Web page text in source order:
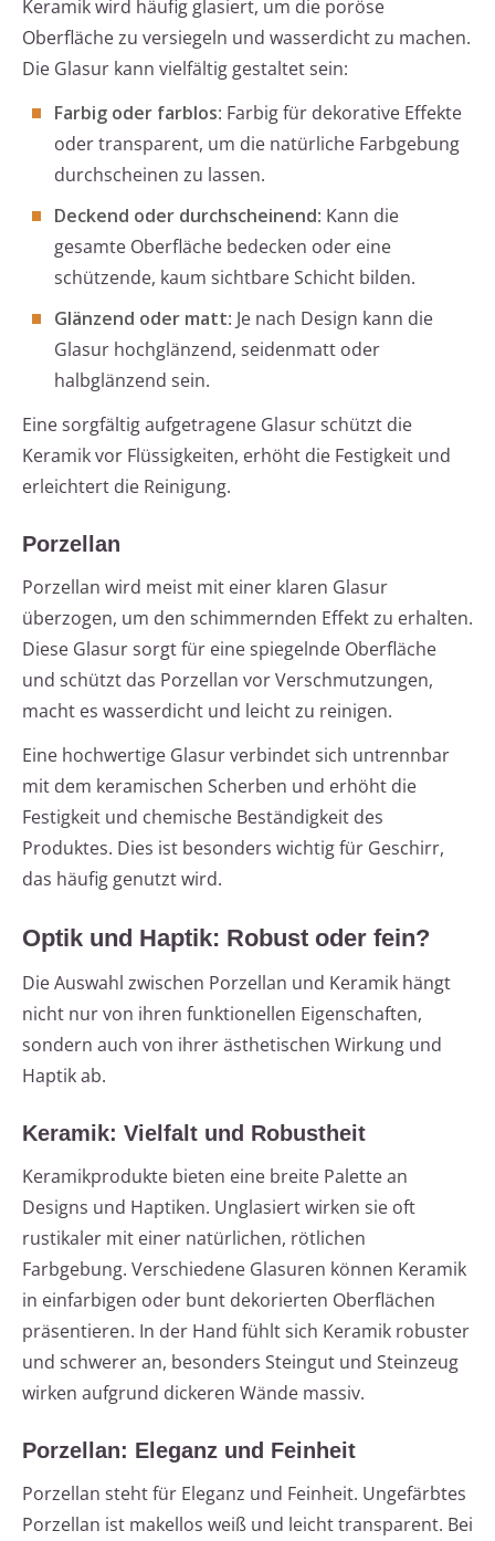
Keramik wird häufig glasiert, um die poröse
Oberfläche zu versiegeln und wasserdicht zu machen.
Die Glasur kann vielfältig gestaltet sein:
Farbig oder farblos: Farbig für dekorative Effekte
oder transparent, um die natürliche Farbgebung
durchscheinen zu lassen.
Deckend oder durchscheinend: Kann die
gesamte Oberfläche bedecken oder eine
schützende, kaum sichtbare Schicht bilden.
Glänzend oder matt: Je nach Design kann die
Glasur hochglänzend, seidenmatt oder
halbglänzend sein.
Eine sorgfältig aufgetragene Glasur schützt die
Keramik vor Flüssigkeiten, erhöht die Festigkeit und
erleichtert die Reinigung.
Porzellan
Porzellan wird meist mit einer klaren Glasur
überzogen, um den schimmernden Effekt zu erhalten.
Diese Glasur sorgt für eine spiegelnde Oberfläche
und schützt das Porzellan vor Verschmutzungen,
macht es wasserdicht und leicht zu reinigen.
Eine hochwertige Glasur verbindet sich untrennbar
mit dem keramischen Scherben und erhöht die
Festigkeit und chemische Beständigkeit des
Produktes. Dies ist besonders wichtig für Geschirr,
das häufig genutzt wird.
Optik und Haptik: Robust oder fein?
Die Auswahl zwischen Porzellan und Keramik hängt
nicht nur von ihren funktionellen Eigenschaften,
sondern auch von ihrer ästhetischen Wirkung und
Haptik ab.
Keramik: Vielfalt und Robustheit
Keramikprodukte bieten eine breite Palette an
Designs und Haptiken. Unglasiert wirken sie oft
rustikaler mit einer natürlichen, rötlichen
Farbgebung. Verschiedene Glasuren können Keramik
in einfarbigen oder bunt dekorierten Oberflächen
präsentieren. In der Hand fühlt sich Keramik robuster
und schwerer an, besonders Steingut und Steinzeug
wirken aufgrund dickeren Wände massiv.
Porzellan: Eleganz und Feinheit
Porzellan steht für Eleganz und Feinheit. Ungefärbtes
Porzellan ist makellos weiß und leicht transparent. Bei